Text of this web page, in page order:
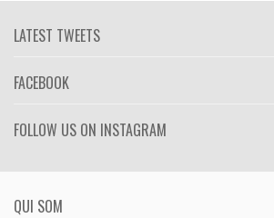
LATEST TWEETS
FACEBOOK
FOLLOW US ON INSTAGRAM
QUI SOM